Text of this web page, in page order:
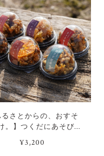
るさとからの、おすそ
。】つくだにあそび
6種詰め合わせ]
¥3,200